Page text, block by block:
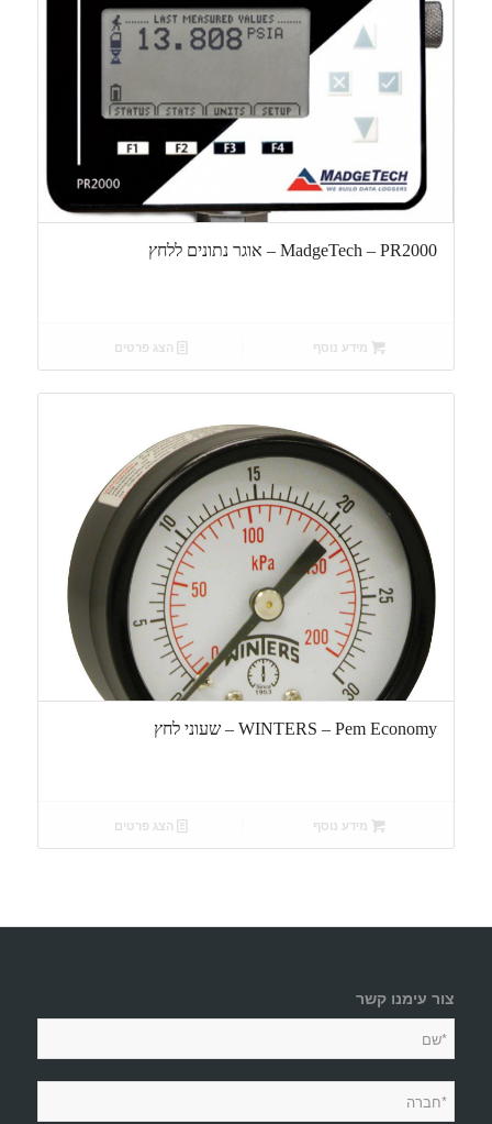
MadgeTech – PR2000 – אוגר נתונים ללחץ
מידע נוסף הצג פרטים
WINTERS – Pem Economy – שעוני לחץ
מידע נוסף הצג פרטים
צור עימנו קשר